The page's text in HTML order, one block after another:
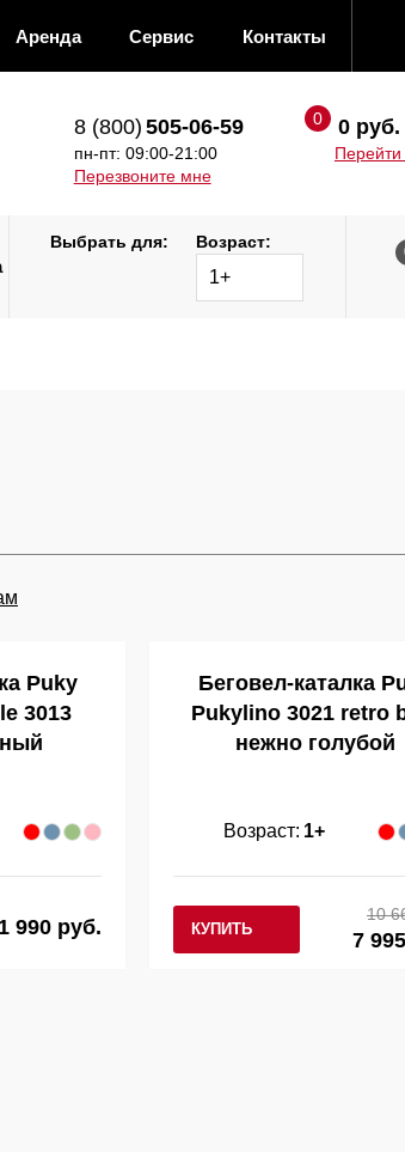
Аренда Сервис Контакты
8 (800) 505-06-59
пн-пт: 09:00-21:00
Перезвоните мне
0 руб.
Перейти
Выбрать для: Возраст:
1+
Puky
3013
990 руб.
Беговел-каталка
Pukylino 3021 retro
нежно голубой
Возраст: 1+
КУПИТЬ
10
7